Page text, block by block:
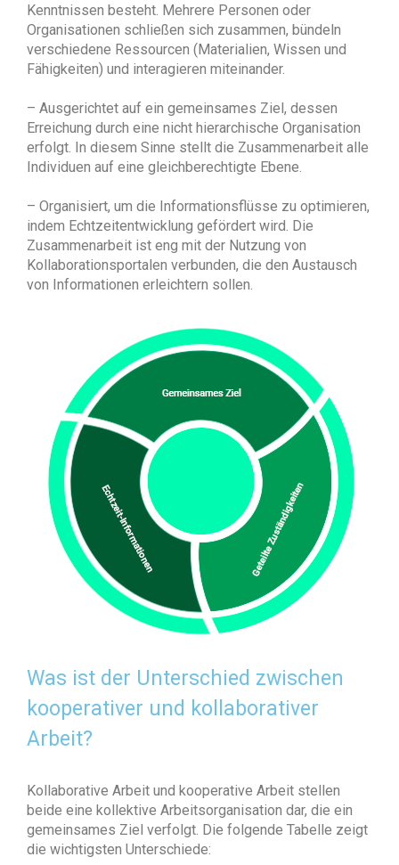
Kenntnissen besteht. Mehrere Personen oder
Organisationen schließen sich zusammen, bündeln
verschiedene Ressourcen (Materialien, Wissen und
Fähigkeiten) und interagieren miteinander.
– Ausgerichtet auf ein gemeinsames Ziel, dessen
Erreichung durch eine nicht hierarchische Organisation
erfolgt. In diesem Sinne stellt die Zusammenarbeit alle
Individuen auf eine gleichberechtigte Ebene.
– Organisiert, um die Informationsflüsse zu optimieren,
indem Echtzeitentwicklung gefördert wird. Die
Zusammenarbeit ist eng mit der Nutzung von
Kollaborationsportalen verbunden, die den Austausch
von Informationen erleichtern sollen.
Was ist der Unterschied zwischen
kooperativer und kollaborativer
Arbeit?
Kollaborative Arbeit und kooperative Arbeit stellen
beide eine kollektive Arbeitsorganisation dar, die ein
gemeinsames Ziel verfolgt. Die folgende Tabelle zeigt
die wichtigsten Unterschiede: